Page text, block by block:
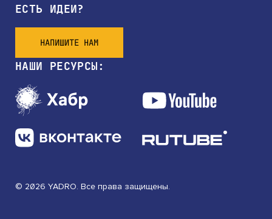
ЕСТЬ ИДЕИ?
НАПИШИТЕ НАМ
НАШИ РЕСУРСЫ:
© 2026 YADRO. Все права защищены.